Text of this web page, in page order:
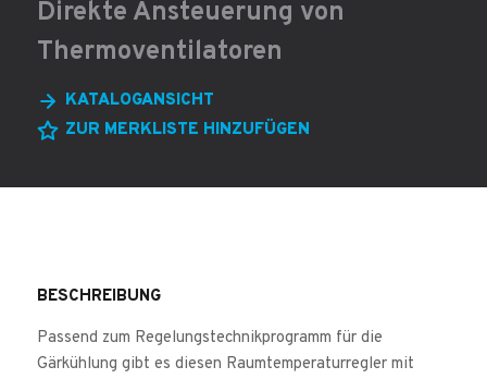
Direkte Ansteuerung von
Thermoventilatoren
KATALOGANSICHT
ZUR MERKLISTE HINZUFÜGEN
BESCHREIBUNG
Passend zum Regelungstechnikprogramm für die
Gärkühlung gibt es diesen Raumtemperaturregler mit